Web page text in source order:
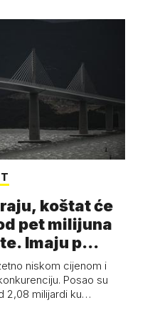
koštat će
pet milijuna
Imaju p…
niskom cijenom i
Posao su
2,08 milijardi ku…